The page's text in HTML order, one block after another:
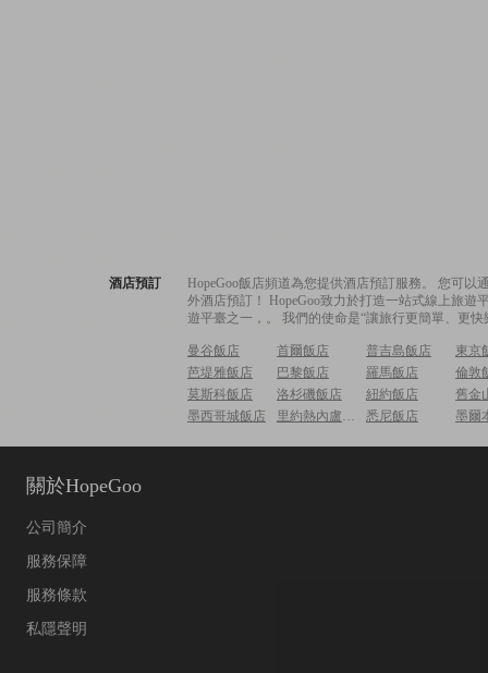
酒店預訂
HopeGoo飯店頻道為您提供酒店預訂服務。 您可
外酒店預訂！ HopeGoo致力於打造一站式線上旅
遊平臺之一，。 我們的使命是“讓旅行更簡單、更
曼谷飯店 首爾飯店 普吉島飯店
東京
芭堤雅飯店
巴黎飯店 羅馬飯店
倫敦
莫斯科飯店
洛杉磯飯店 紐約飯店
舊金
墨西哥城飯店
里約熱內盧飯店 悉尼飯店 墨爾
關於HopeGoo
公司簡介
服務保障
服務條款
私隱聲明